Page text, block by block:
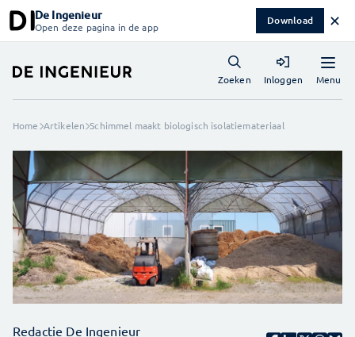
De Ingenieur
Open deze pagina in de app Download ✕
Menu
Zoeken Inloggen
Home Artikelen Schimmel maakt biologisch isolatiemateriaal
Redactie De Ingenieur